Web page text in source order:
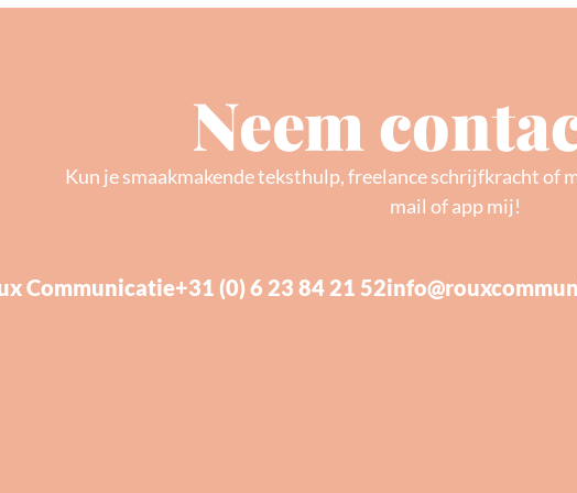
Neem
Kun je smaakmakende teksthulp, freelance schrijfkracht of
mail of app mij!
Communicatie+31 (0) 6 23 84 21 52